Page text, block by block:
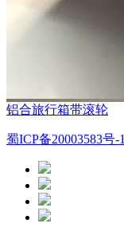
铝合旅行箱带滚轮
蜀ICP备20003583号-1